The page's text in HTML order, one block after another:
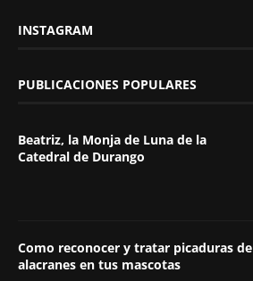
INSTAGRAM
PUBLICACIONES POPULARES
Beatriz, la Monja de Luna de la
Catedral de Durango
Como reconocer y tratar picaduras de
alacranes en tus mascotas